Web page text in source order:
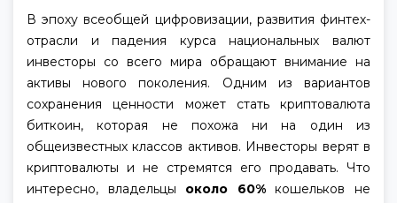
В эпоху всеобщей цифровизации, развития финтех-
отрасли и падения курса национальных валют
инвесторы со всего мира обращают внимание на
активы нового поколения. Одним из вариантов
сохранения ценности может стать криптовалюта
биткоин, которая не похожа ни на один из
общеизвестных классов активов. Инвесторы верят в
криптовалюты и не стремятся его продавать. Что
интересно, владельцы около 60%кошельков не